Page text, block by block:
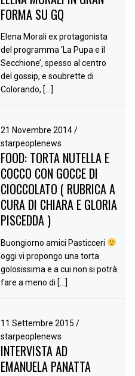
FORMA SU GQ
Elena Morali ex protagonista
del programma ‘La Pupa e il
Secchione’, spesso al centro
del gossip, e soubrette di
Colorando, […]
21 Novembre 2014/
starpeoplenews
FOOD: TORTA NUTELLA E
COCCO CON GOCCE DI
CIOCCOLATO ( RUBRICA A
CURA DI CHIARA E GLORIA
PISCEDDA )
Buongiorno amici Pasticceri
oggi vi propongo una torta
golosissima e a cui non si potrà
fare a meno di […]
11 Settembre 2015 /
starpeoplenews
INTERVISTA AD
EMANUELA PANATTA